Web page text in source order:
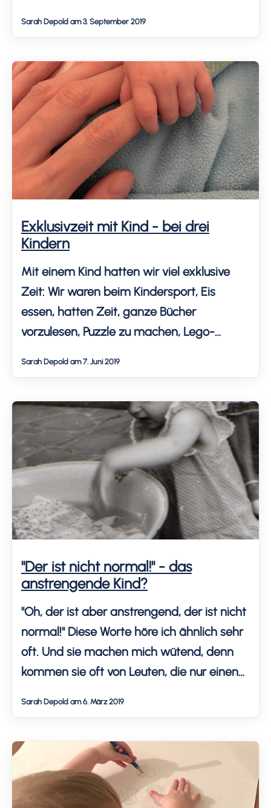
Sarah Depold am 3. September 2019
Exklusivzeit mit Kind - bei drei
Kindern
Mit einem Kind hatten wir viel exklusive
Zeit: Wir waren beim Kindersport, Eis
essen, hatten Zeit, ganze Bücher
vorzulesen, Puzzle zu machen, Lego-
bis es fertig war. Kurzum: Wir hatten Zeit.
änderte sich. Die exklusive Zeit pro Kind
wurde weniger. […]
Sarah Depold am 7. Juni 2019
"Der ist nicht normal!" - das
anstrengende Kind?
"Oh, der ist aber anstrengend, der ist nicht
normal!" Diese Worte höre ich ähnlich sehr
oft. Und sie machen mich wütend, denn
kommen sie oft von Leuten, die nur einen
Sie stecken nicht in unserer Haut, kennen
mit Fremden schockieren mich noch mehr:
Wie können sie […]
Sarah Depold am 6. März 2019